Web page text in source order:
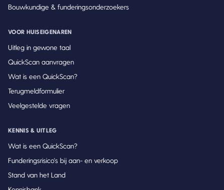
Bouwkundige & funderingsonderzoekers
VOOR HUISEIGENAREN
Uitleg in gewone taal
QuickScan aanvragen
Wat is een QuickScan?
Terugmeldformulier
Veelgestelde vragen
KENNIS & UITLEG
Wat is een QuickScan?
Funderingsrisico's bij aan- en verkoop
Stand van het Land